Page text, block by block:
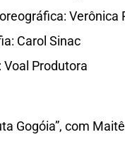
Verônica
Carol Sinac
Voal Produtora
Gogóia”, com